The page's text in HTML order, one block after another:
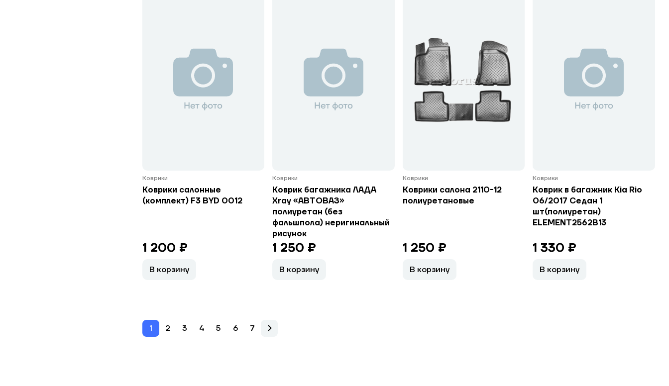
Коврики
Коврики салонные
(комплект) F3 BYD 0012
1 200 ₽
В корзину
Коврики
Коврик багажника ЛАДА
Xray «АВТОВАЗ»
полиуретан (без
фальшпола) неригинальный
рисунок
1 250 ₽
В корзину
Коврики
Коврики салона 2110-12
полиуретановые
1 250 ₽
В корзину
Коврики
Коврик в багажник Kia Rio
06/2017 Седан 1
шт(полиуретан)
ELEMENT2562B13
1 330 ₽
В корзину
1 2 3 4 5 6 7